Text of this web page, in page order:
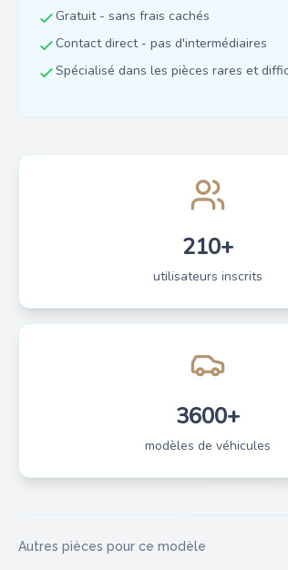
Gratuit - sans frais cachés
Contact direct - pas d'intermédiaires
Spécialisé dans les pièces rares et
210+
utilisateurs inscrits
3600+
modèles de véhicules
Autres pièces pour ce modèle